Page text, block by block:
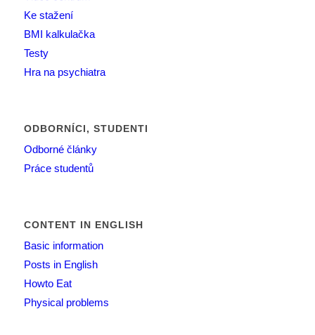
Ke stažení
BMI kalkulačka
Testy
Hra na psychiatra
ODBORNÍCI, STUDENTI
Odborné články
Práce studentů
CONTENT IN ENGLISH
Basic information
Posts in English
Howto Eat
Physical problems